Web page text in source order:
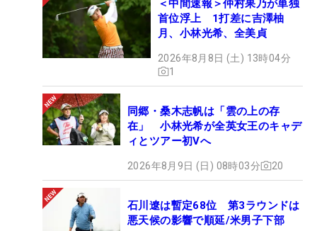
＜中間速報＞仲村果乃が単独
首位浮上 1打差に吉澤柚
月、小林光希、全美貞
2026年8月8日 (土) 13時04分
1
同郷・桑木志帆は「雲の上の存
在」 小林光希が全英女王のキャデ
ィとツアー初Vへ
2026年8月9日 (日) 08時03分 20
石川遼は暫定68位 第3ラウンドは
悪天候の影響で順延/米男子下部